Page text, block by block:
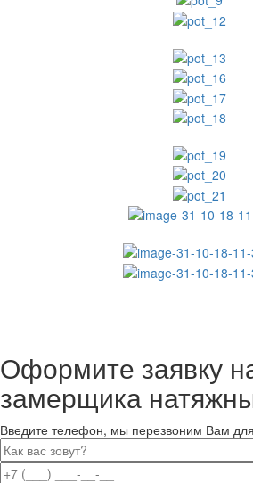
Оформите заявку
замерщика
Введите телефон, мы перезвоним Вам